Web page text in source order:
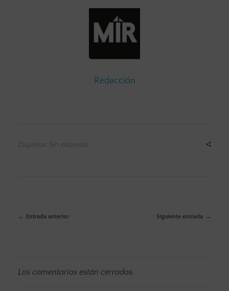
Redacción
Etiquetas: Sin etiquetas
Entrada anterior Siguiente entrada
Los comentarios están cerrados.